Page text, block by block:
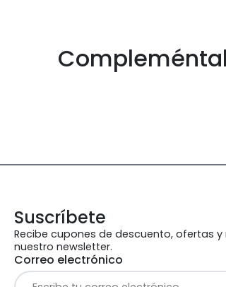
Suscríbete
Recibe cupones de descuento, ofertas
nuestro newsletter.
Correo electrónico